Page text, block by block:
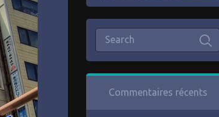
Commentaires récents